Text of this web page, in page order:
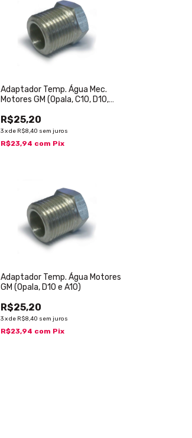
Adaptador Temp. Água Mec.
Motores GM (Opala, C10, D10,
R$25,20
3 xde R$8,40 sem juros
R$23,94 com Pix
Adaptador Temp. Água Motores
GM (Opala, D10 e A10)
R$25,20
3 xde R$8,40 sem juros
R$23,94 com Pix